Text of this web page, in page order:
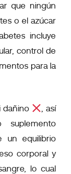
que ningún
o el azúcar
incluye
control de
para la
dañino
, así
un equilibrio
corporal y
lo cual